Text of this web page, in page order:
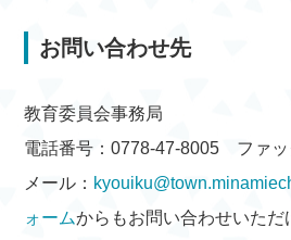
お問い合わせ先
教育委員会事務局
電話番号：0778-47-8005 ファ
メール：
ォームからもお問い合わせいただ